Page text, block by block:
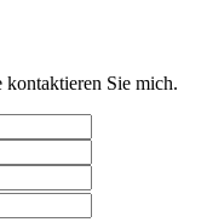
Sie mich.